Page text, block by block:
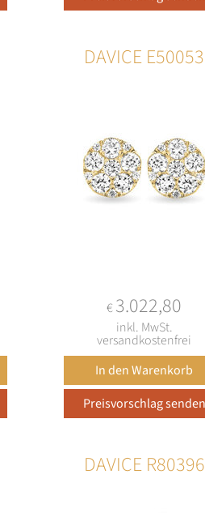
DAVICE E50053
€3.022,80
inkl. MwSt.
versandkostenfrei
DAVICE R80396